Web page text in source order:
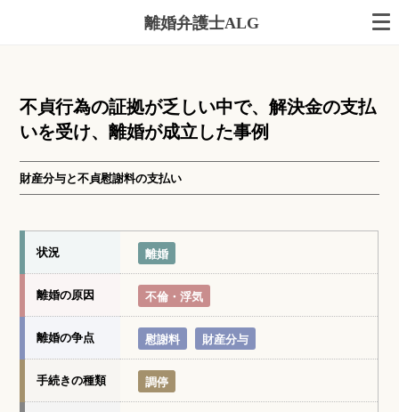
離婚弁護士ALG
不貞行為の証拠が乏しい中で、解決金の支払
いを受け、離婚が成立した事例
財産分与と不貞慰謝料の支払い
状況 離婚
離婚の原因 不倫・浮気
離婚の争点 慰謝料 財産分与
手続きの種類 調停